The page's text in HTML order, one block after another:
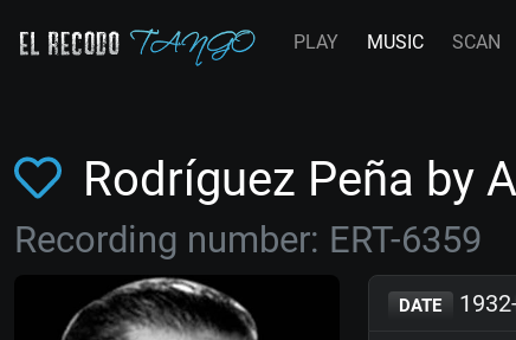
PLAY MUSIC SCAN
Rodríguez Peña by
Recording number: ERT-6359
DATE